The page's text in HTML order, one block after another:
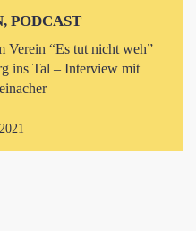
PODCAST
Verein “Es tut nicht weh”
ins Tal – Interview mit